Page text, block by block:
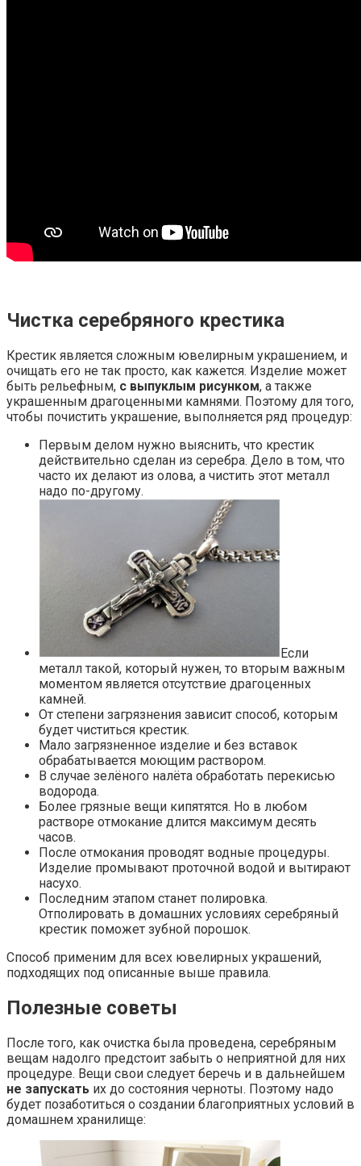
Чистка серебряного крестика
Крестик является сложным ювелирным украшением, и
очищать его не так просто, как кажется. Изделие может
быть рельефным, с выпуклым рисунком, а также
украшенным драгоценными камнями. Поэтому для того,
чтобы почистить украшение, выполняется ряд процедур:
Первым делом нужно выяснить, что крестик
действительно сделан из серебра. Дело в том, что
часто их делают из олова, а чистить этот металл
надо по-другому.
Если
металл такой, который нужен, то вторым важным
моментом является отсутствие драгоценных
камней.
От степени загрязнения зависит способ, которым
будет чиститься крестик.
Мало загрязненное изделие и без вставок
обрабатывается моющим раствором.
В случае зелёного налёта обработать перекисью
водорода.
Более грязные вещи кипятятся. Но в любом
растворе отмокание длится максимум десять
часов.
После отмокания проводят водные процедуры.
Изделие промывают проточной водой и вытирают
насухо.
Последним этапом станет полировка.
Отполировать в домашних условиях серебряный
крестик поможет зубной порошок.
Способ применим для всех ювелирных украшений,
подходящих под описанные выше правила.
Полезные советы
После того, как очистка была проведена, серебряным
вещам надолго предстоит забыть о неприятной для них
процедуре. Вещи свои следует беречь и в дальнейшем
не запускать их до состояния черноты. Поэтому надо
будет позаботиться о создании благоприятных условий в
домашнем хранилище: